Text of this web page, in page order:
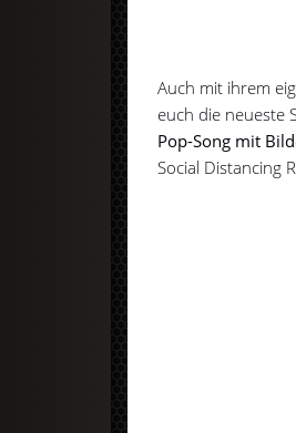
Auch mit ihrem
euch die neueste
Pop-Song mit
Social Distancing